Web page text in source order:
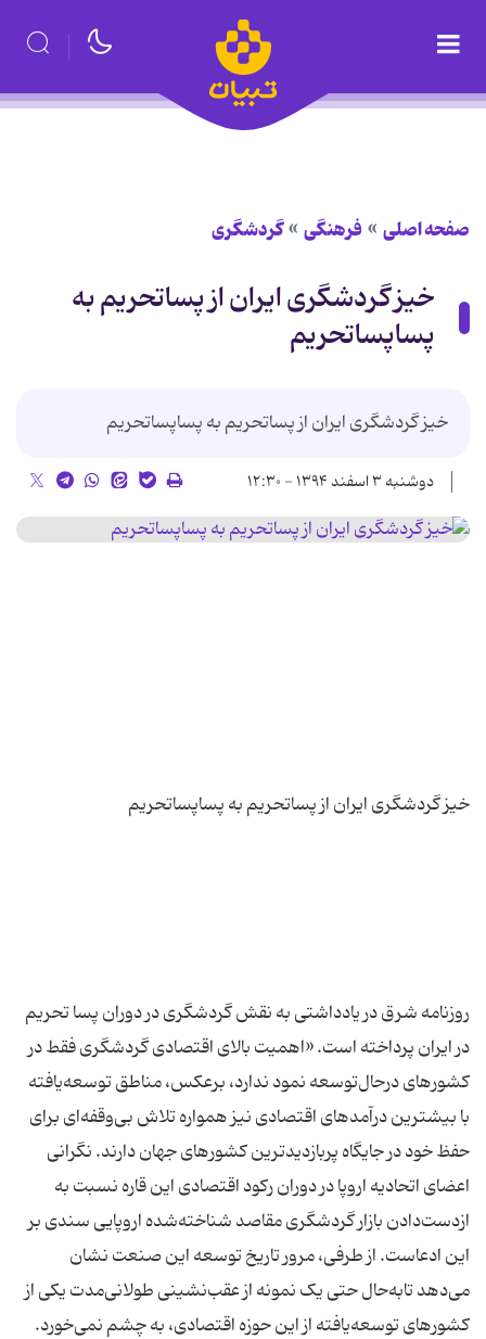
صفحه اصلی فرهنگی گردشگری
خیز گردشگری ایران از پساتحریم به
پساپساتحریم
خیز گردشگری ایران از پساتحریم به پساپساتحریم
دوشنبه ۳ اسفند ۱۳۹۴ - ۱۲:۳۰
روزنامه شرق در یادداشتی به نقش گردشگری در دوران پسا تحریم
در ایران پرداخته است. «اهمیت بالای اقتصادی گردشگری فقط در
کشورهای درحال‌توسعه نمود ندارد، برعکس، مناطق توسعه‌یافته
با بیشترین درآمدهای اقتصادی نیز همواره تلاش بی‌وقفه‌ای برای
حفظ خود در جایگاه پربازدید‌ترین کشورهای جهان دارند. نگرانی
اعضای اتحادیه اروپا در دوران رکود اقتصادی این قاره نسبت به
ازدست‌دادن بازار گردشگری مقاصد شناخته‌شده اروپایی سندی بر
این ادعاست. از طرفی، مرور تاریخ توسعه این صنعت نشان
می‌دهد تابه‌حال حتی یک نمونه از عقب‌نشینی طولانی‌مدت یکی از
کشور‌های توسعه‌یافته از این حوزه اقتصادی، به چشم نمی‌خورد.